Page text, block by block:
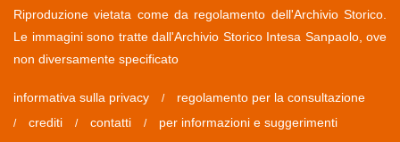
Riproduzione vietata come da regolamento dell'Archivio Storico.
Le immagini sono tratte dall'Archivio Storico Intesa Sanpaolo, ove
non diversamente specificato
informativa sulla privacy / regolamento per la consultazione
/ crediti / contatti / per informazioni e suggerimenti